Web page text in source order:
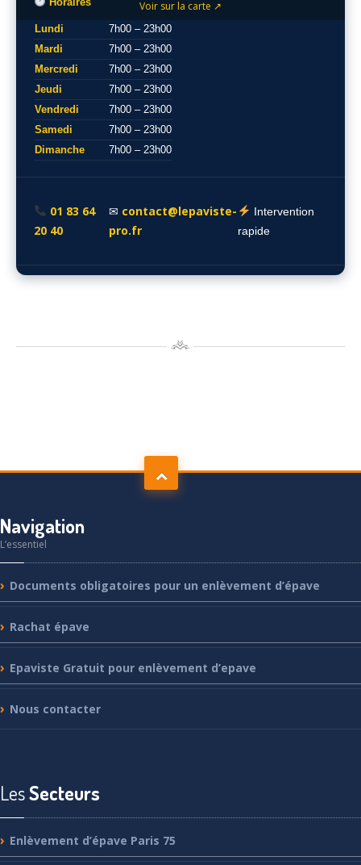
Voir sur la carte ↗
Lundi
7h00 – 23h00
Mardi
7h00 – 23h00
Mercredi
7h00 – 23h00
Jeudi
7h00 – 23h00
Vendredi
7h00 – 23h00
Samedi
7h00 – 23h00
Dimanche
7h00 – 23h00
01 83 64
20 40
✉ contact@lepaviste-
pro.fr
Intervention
rapide
Navigation
L’essentiel
Documents obligatoires pour un enlèvement d’épave
Rachat épave
Epaviste Gratuit pour enlèvement d’epave
Nous contacter
LesSecteurs
Enlèvement d’épave Paris 75